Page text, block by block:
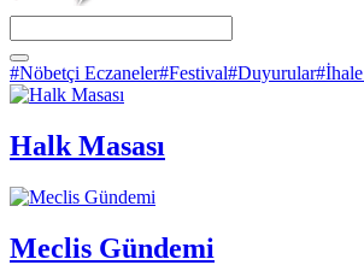
#Nöbetçi Eczaneler#Festival#Duyurular
Halk Masası
Meclis Gündemi